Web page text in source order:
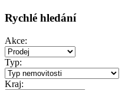
Rychlé hledání
Akce:
Typ:
Kraj: